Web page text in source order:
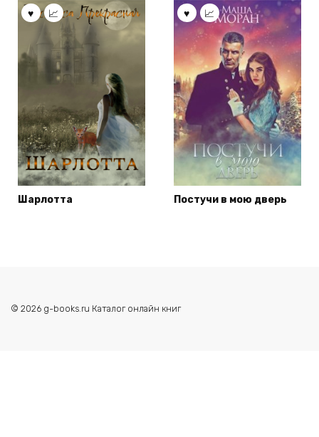
Шарлотта Постучи в мою дверь
© 2026 g-books.ru Каталог онлайн книг